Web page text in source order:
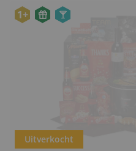
1+
Uitverkocht